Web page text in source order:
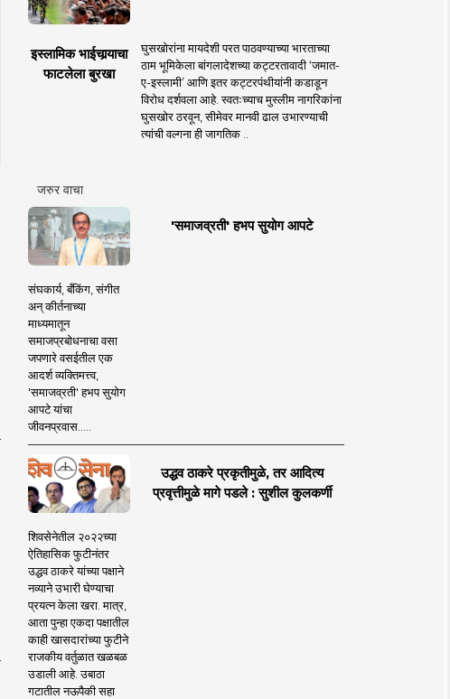
इस्लामिक भाईचार्‍याचा
फाटलेला बुरखा
घुसखोरांना मायदेशी परत पाठवण्याच्या भारताच्या
ठाम भूमिकेला बांगलादेशच्या कट्टरतावादी ‘जमात-
ए-इस्लामी’ आणि इतर कट्टरपंथीयांनी कडाडून
विरोध दर्शवला आहे. स्वतःच्याच मुस्लीम नागरिकांना
घुसखोर ठरवून, सीमेवर मानवी ढाल उभारण्याची
त्यांची वल्गना ही जागतिक ..
जरुर वाचा
'समाजव्रती' हभप सुयोग आपटे
संघकार्य, बँकिंग, संगीत
अन् कीर्तनाच्या
माध्यमातून
समाजप्रबोधनाचा वसा
जपणारे वसईतील एक
आदर्श व्यक्तिमत्त्व,
'समाजव्रती' हभप सुयोग
आपटे यांचा
जीवनप्रवास.....
उद्धव ठाकरे प्रकृतीमुळे, तर आदित्य
प्रवृत्तीमुळे मागे पडले : सुशील कुलकर्णी
शिवसेनेतील २०२२च्या
ऐतिहासिक फुटीनंतर
उद्धव ठाकरे यांच्या पक्षाने
नव्याने उभारी घेण्याचा
प्रयत्न केला खरा. मात्र,
आता पुन्हा एकदा पक्षातील
काही खासदारांच्या फुटीने
राजकीय वर्तुळात खळबळ
उडाली आहे. उबाठा
गटातील नऊपैकी सहा